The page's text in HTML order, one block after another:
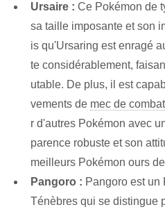
Ursaire : Ce Pokémon de
sa taille imposante et son
is qu'Ursaring est enragé
te considérablement,
utable. De plus, il est⁤
vements de mec de combat
r d'autres Pokémon avec
parence robuste et son
meilleurs Pokémon ours
Pangoro : Pangoro est un
Ténèbres qui se distingue